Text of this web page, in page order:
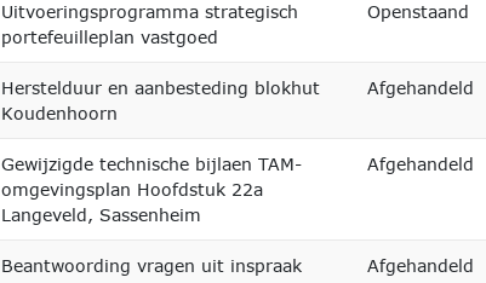
Uitvoeringsprogramma strategisch
portefeuilleplan vastgoed
Openstaand
Herstelduur en aanbesteding blokhut
Koudenhoorn
Afgehandeld
Gewijzigde technische bijlaen TAM-
omgevingsplan Hoofdstuk 22a
Langeveld, Sassenheim
Afgehandeld
Beantwoording vragen uit inspraak
Afgehandeld